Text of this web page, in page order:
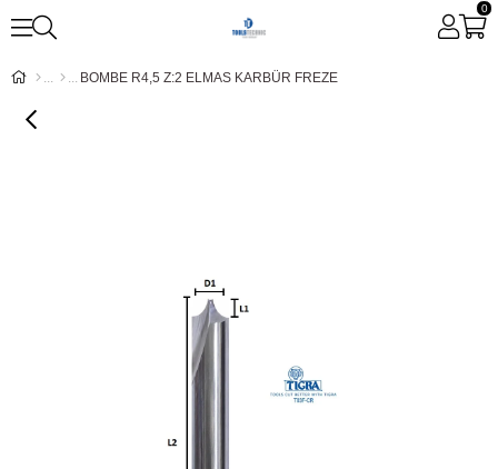
0
BOMBE R4,5 Z:2 ELMAS KARBÜR FREZE